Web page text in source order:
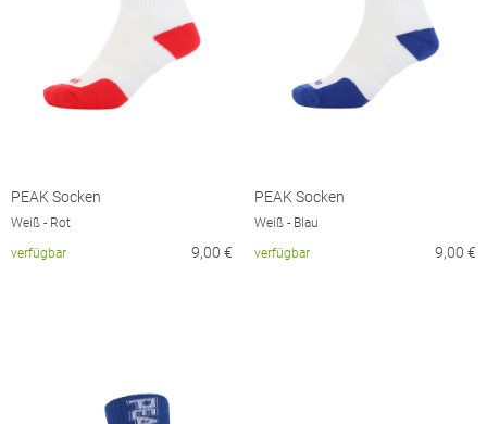
PEAK Socken
Weiß - Rot
verfügbar
9,00 €
PEAK Socken
Weiß - Blau
verfügbar
9,00 €